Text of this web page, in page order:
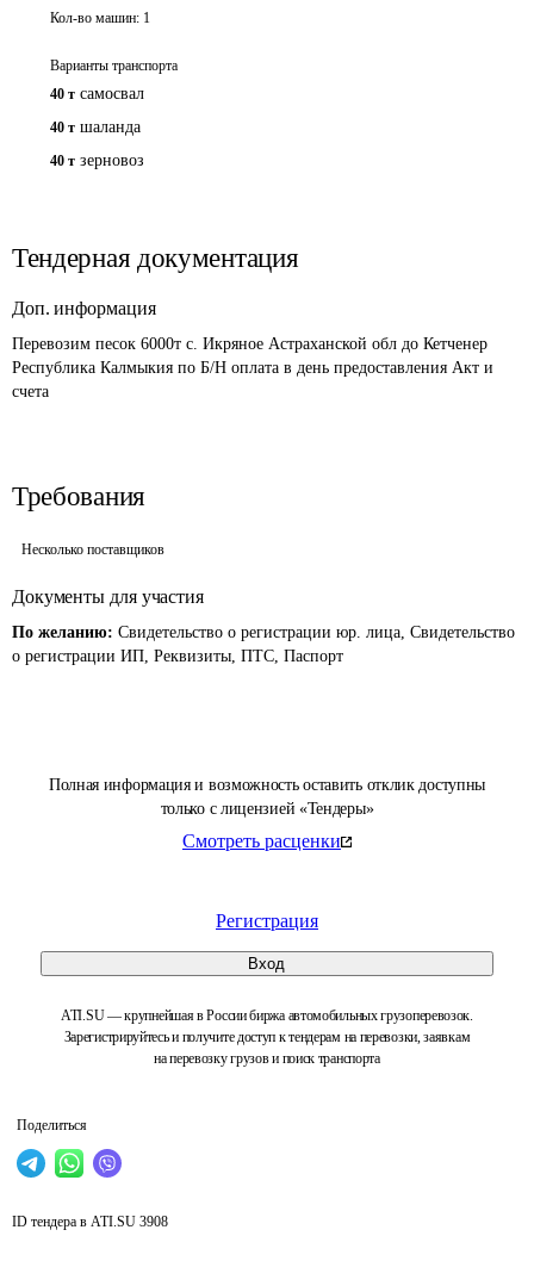
Полная информация и возможность оставить отклик доступны
только с лицензией «Тендеры»
Смотреть расценки
Регистрация
Вход
ATI.SU — крупнейшая в России биржа автомобильных грузоперевозок.
Зарегистрируйтесь и получите доступ к тендерам на перевозки, заявкам
на перевозку грузов и поиск транспорта
Поделиться
Кол-во машин: 1
Варианты транспорта
40 т самосвал
40 т шаланда
40 т зерновоз
Тендерная документация
Доп. информация
Перевозим песок 6000т с. Икряное Астраханской обл до Кетченер
Республика Калмыкия по Б/Н оплата в день предоставления Акт и
счета
Требования
Несколько поставщиков
Документы для участия
По желанию: Свидетельство о регистрации юр. лица, Свидетельство
о регистрации ИП, Реквизиты, ПТС, Паспорт
ID тендера в ATI.SU 3908